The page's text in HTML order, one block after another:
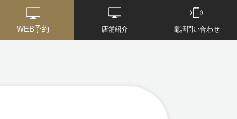
WEB予約 店舗紹介 電話問い合わせ